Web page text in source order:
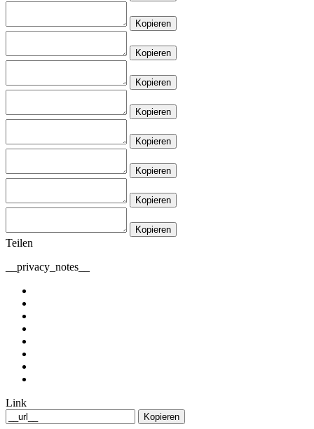
Kopieren
Kopieren
Kopieren
Kopieren
Kopieren
Kopieren
Kopieren
Kopieren
Teilen
__privacy_notes__
Link
Kopieren